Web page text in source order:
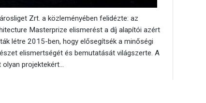
Zrt. a közleményében felidézte: az
Masterprize elismerést a díj alapítói azért
létre 2015-ben, hogy elősegítsék a minőségi
elismertségét és bemutatását világszerte. A
olyan projektekért...